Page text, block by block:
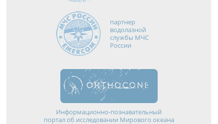
партнер
водолазной
службы МЧС
России
Информационно-познавательный
портал об исследовании Мирового океана